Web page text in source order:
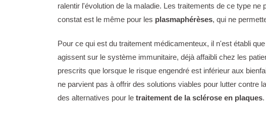
ralentir l'évolution de la maladie. Les traitements de ce type
constat est le même pour les plasmaphérèses, qui ne
Pour ce qui est du traitement médicamenteux, il n'est établi
agissent sur le système immunitaire, déjà affaibli chez les
prescrits que lorsque le risque engendré est inférieur aux
ne parvient pas à offrir des solutions viables pour lutter contre
des alternatives pour le traitement de la sclérose en plaques.